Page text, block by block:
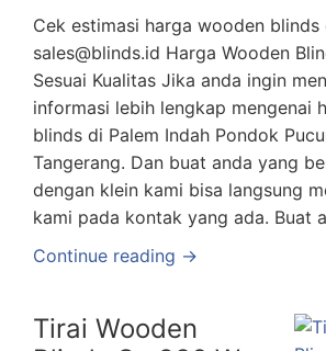
Cek estimasi harga wooden blinds
sales@blinds.id Harga Wooden
Sesuai Kualitas Jika anda ingin
informasi lebih lengkap mengenai
blinds di Palem Indah Pondok
Tangerang. Dan buat anda yang
dengan klein kami bisa langsung
kami pada kontak yang ada. Buat
Continue reading →
Tirai Wooden